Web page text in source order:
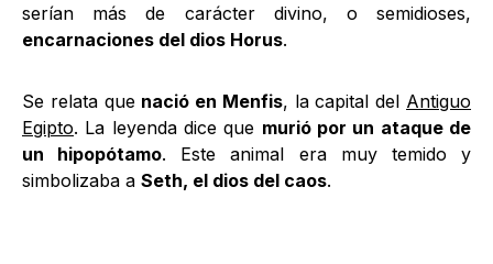
serían más de carácter divino, o semidioses,
encarnaciones del dios Horus.
Se relata que nació en Menfis, la capital del Antiguo
Egipto. La leyenda dice que murió por un ataque de
un hipopótamo. Este animal era muy temido y
simbolizaba a Seth, el dios del caos.